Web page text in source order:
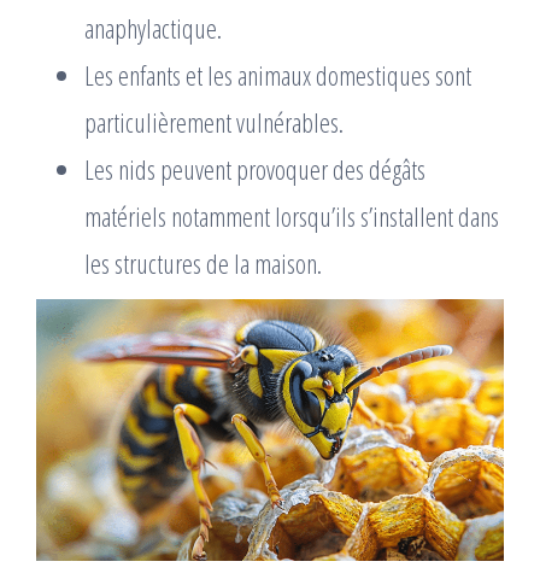
anaphylactique.
Les enfants et les animaux domestiques sont
particulièrement vulnérables.
Les nids peuvent provoquer des dégâts
matériels notamment lorsqu’ils s’installent dans
les structures de la maison.